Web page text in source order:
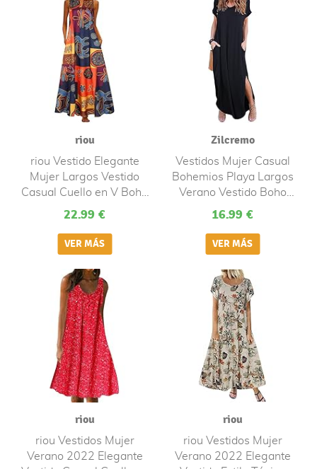
Verde,L)
con Bolsillos
riou
riou Vestido Elegante
Mujer Largos Vestido
Casual Cuello en V Boho
Vestidos de Playa Sin
Falda de Playa Elegante
Mini Vestido Regalo
Originales
22.99 €
Zilcremo
Vestidos Mujer Casual
Bohemios Playa Largos
Verano Vestido Boho
Hendidura Falda Larga
Black2 L
16.99 €
riou
riou Vestidos Mujer
Verano 2022 Elegante
riou
riou Vestidos Mujer
Verano 2022 Elegante